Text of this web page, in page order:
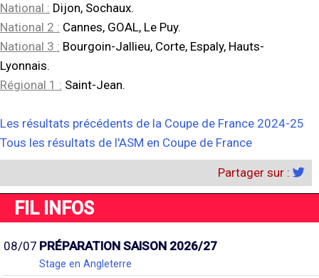
National : Dijon, Sochaux.
National 2 : Cannes, GOAL, Le Puy.
National 3 : Bourgoin-Jallieu, Corte, Espaly, Hauts-
Lyonnais.
Régional 1 : Saint-Jean.
Les résultats précédents de la Coupe de France 2024-25
Tous les résultats de l'ASM en Coupe de France
Partager sur :
FIL INFOS
08/07 PRÉPARATION SAISON 2026/27
Stage en Angleterre